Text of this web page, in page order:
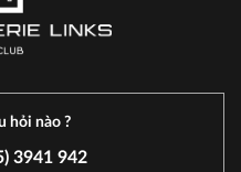
hỏi nào ?
3941 942